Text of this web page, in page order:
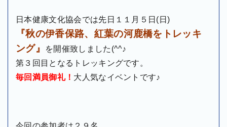
日本健康文化協会では先日１１月５日(日)
『秋の伊香保路、紅葉の河鹿橋をトレッキ
ング』
を開催致しました(^^♪
第３回目となるトレッキングです。
毎回満員御礼！ 大人気なイベントです♪